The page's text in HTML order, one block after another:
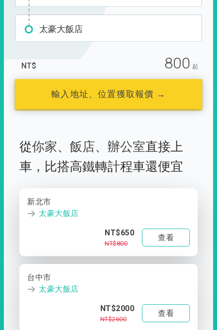
太豪大飯店
NT$ 800 起
輸入地址、位置獲取報價 →
從你家、 飯店、 辦公室直接上
車， 比搭高鐵轉計程車還便宜
新北市
太豪大飯店
NT$650
NT$800
查看
台中市
太豪大飯店
NT$2000
NT$2600
查看